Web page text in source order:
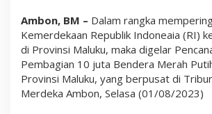
M
e
r
a
h
P
u
Ambon, BM – Dalam rangka
Kemerdekaan Republik Indoneaia (RI)
di Provinsi Maluku, maka digelar
Pembagian 10 juta Bendera Merah
Provinsi Maluku, yang berpusat di
Merdeka Ambon, Selasa (01/08/2023)